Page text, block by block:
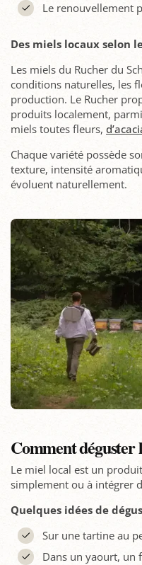
Le renouvellement
Des miels locaux selon
Les miels du Rucher du
conditions naturelles, les
production. Le Rucher
produits localement,
miels toutes fleurs,
Chaque variété possède
texture, intensité
évoluent naturellement.
Comment déguster
Le miel local est un
simplement ou à intégrer
Quelques idées de
Sur une tartine au
Dans un yaourt, un